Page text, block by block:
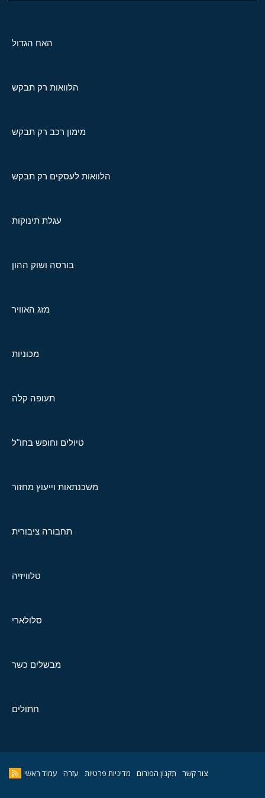
האח הגדול
הלוואות רק תבקש
מימון רכב רק תבקש
הלוואות לעסקים רק תבקש
עגלת תינוקות
בורסה ושוק ההון
מזג האוויר
מכוניות
תעופה קלה
טיולים וחופש בחו"ל
משכנתאות וייעוץ מחזור
תחבורה ציבורית
טלוויזיה
סלולארי
מבשלים כשר
חתולים
צור קשר תקנון הפורום מדיניות פרטיות עזרה עמוד ראשי